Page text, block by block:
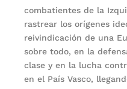
combatientes de la
rastrear los orígenes
reivindicación de una
sobre todo, en la
clase y en la lucha
en el País Vasco,